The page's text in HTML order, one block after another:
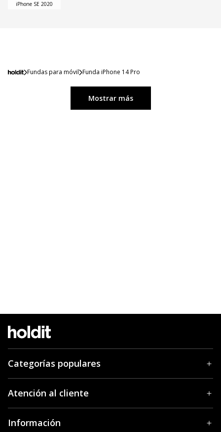
iPhone SE 2020
Fundas para móvil Funda iPhone 14 Pro
Mostrar más
Categorías populares
Atención al cliente
Información